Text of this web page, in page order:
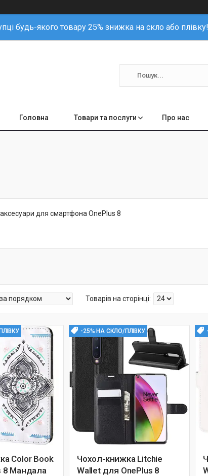
будь-якого товару 25% знижка на скло або плівку!
Головна Товари та послуги Про нас
аксесуари для смартфона OnePlus 8
Color Book
8 Мандала
-25% НА СКЛО/ПЛІВКУ
Чохол-книжка Litchie
Wallet для OnePlus 8